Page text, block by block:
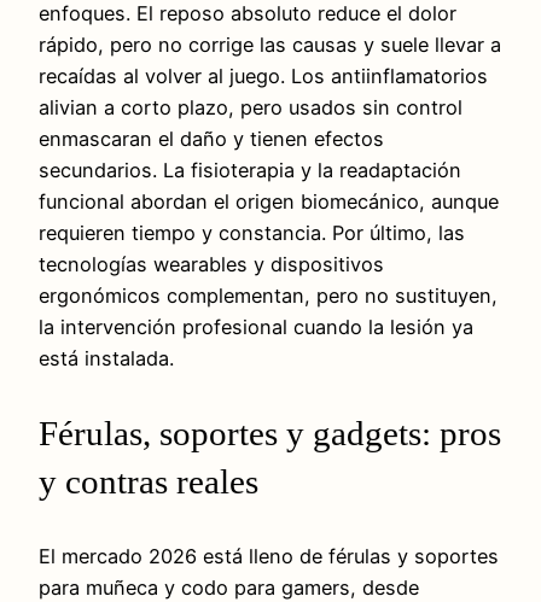
enfoques. El reposo absoluto reduce el dolor
rápido, pero no corrige las causas y suele llevar a
recaídas al volver al juego. Los antiinflamatorios
alivian a corto plazo, pero usados sin control
enmascaran el daño y tienen efectos
secundarios. La fisioterapia y la readaptación
funcional abordan el origen biomecánico, aunque
requieren tiempo y constancia. Por último, las
tecnologías wearables y dispositivos
ergonómicos complementan, pero no sustituyen,
la intervención profesional cuando la lesión ya
está instalada.
Férulas, soportes y gadgets: pros
y contras reales
El mercado 2026 está lleno de férulas y soportes
para muñeca y codo para gamers, desde